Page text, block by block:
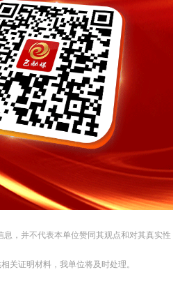
，并不代表本单位赞同其观点和对其真实性
关证明材料，我单位将及时处理。